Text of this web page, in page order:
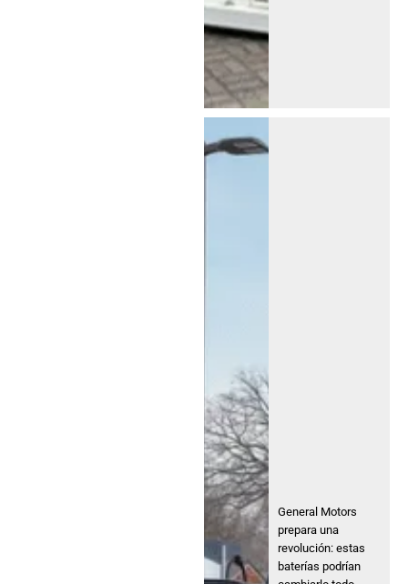
General Motors
prepara una
revolución: estas
baterías podrían